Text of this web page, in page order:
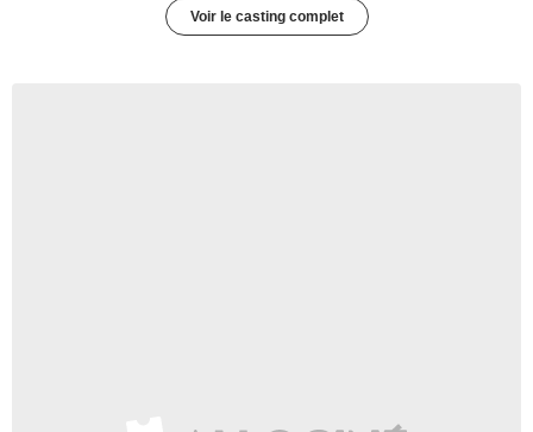
Voir le casting complet